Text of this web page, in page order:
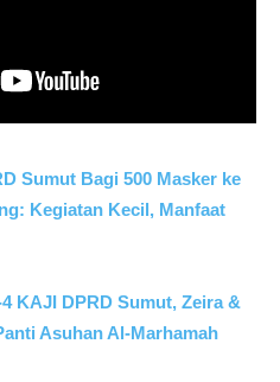
Sumut Bagi 500 Masker ke
Kegiatan Kecil, Manfaat
KAJI DPRD Sumut, Zeira &
Asuhan Al-Marhamah